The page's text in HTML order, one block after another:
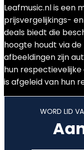
Leafmusic.nl is een
prijsvergelijkings-
deals biedt die
hoogte houdt via
afbeeldingen zijn
hun
is afgeleid van hun
WORD LID